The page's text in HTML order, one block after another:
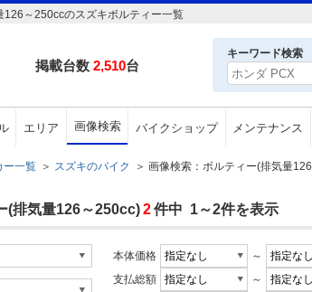
～250ccのスズキボルティー一覧
掲載台数 2,510台
キーワード検索
エリア 画像検索 バイクショップ メンテナンス
ー一覧 ＞ スズキのバイク ＞ 画像検索：ボルティー(排気量
(排気量126～250cc)2件中 1～2件を表示
本体価格
～
支払総額
～